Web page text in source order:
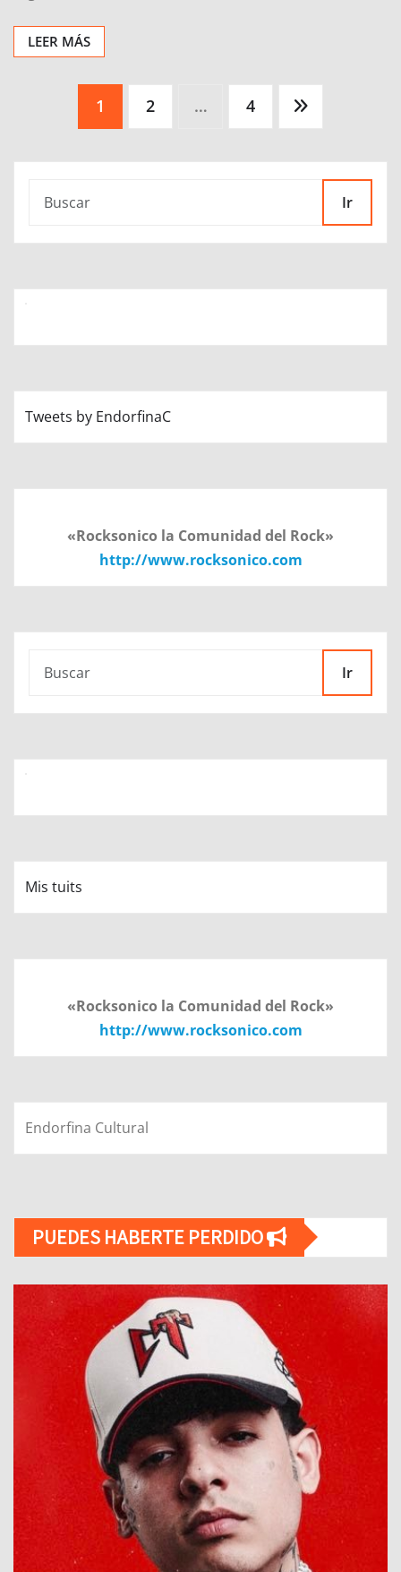
LEER MÁS
1 2 … 4
Ir
Tweets by EndorfinaC
«Rocksonico la Comunidad del Rock»
http://www.rocksonico.com
Ir
Mis tuits
«Rocksonico la Comunidad del Rock»
http://www.rocksonico.com
Endorfina Cultural
PUEDES HABERTE PERDIDO